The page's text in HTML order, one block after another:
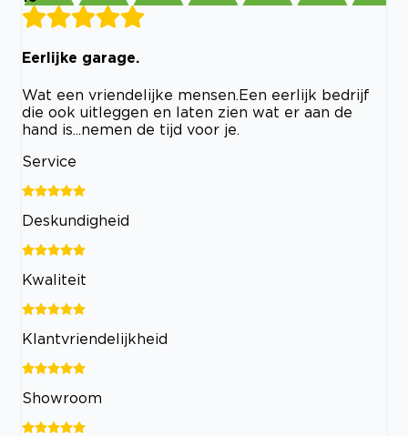
Eerlijke garage.
Wat een vriendelijke mensen.Een eerlijk bedrijf
die ook uitleggen en laten zien wat er aan de
hand is...nemen de tijd voor je.
Service
Deskundigheid
Kwaliteit
Klantvriendelijkheid
Showroom